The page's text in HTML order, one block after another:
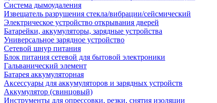
Система дымоудаления
Извещатель разрушения стекла/вибрации/сейсмический
Электрическое устройство открывания дверей
Батарейки, аккумуляторы, зарядные устройства
Универсальное зарядное устройство
Сетевой шнур питания
Блок питания сетевой для бытовой электроники
Гальванический элемент
Батарея аккумуляторная
Аксессуары для аккумуляторов и зарядных устройств
Аккумулятор (свинцовый)
Инструменты для опрессовки, резки, снятия изоляции